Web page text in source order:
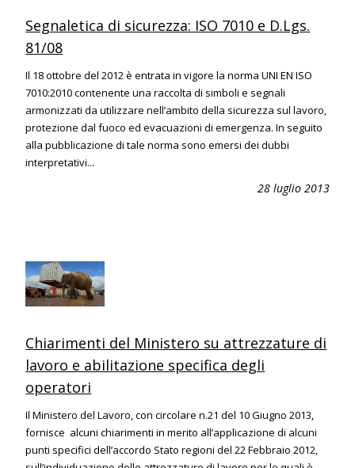
Segnaletica di sicurezza: ISO 7010 e D.Lgs.
81/08
Il 18 ottobre del 2012 è entrata in vigore la norma UNI EN ISO
7010:2010 contenente una raccolta di simboli e segnali
armonizzati da utilizzare nell’ambito della sicurezza sul lavoro,
protezione dal fuoco ed evacuazioni di emergenza. In seguito
alla pubblicazione di tale norma sono emersi dei dubbi
interpretativi...
28 luglio 2013
Chiarimenti del Ministero su attrezzature di
lavoro e abilitazione specifica degli
operatori
Il Ministero del Lavoro, con circolare n.21 del 10 Giugno 2013,
fornisce alcuni chiarimenti in merito all’applicazione di alcuni
punti specifici dell’accordo Stato regioni del 22 Febbraio 2012,